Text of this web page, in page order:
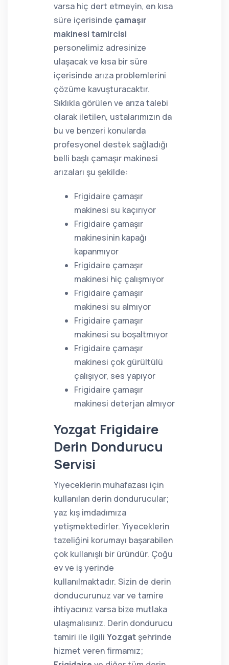
varsa hiç dert etmeyin, en kısa
süre içerisinde çamaşır
makinesi tamircisi
personelimiz adresinize
ulaşacak ve kısa bir süre
içerisinde arıza problemlerini
çözüme kavuşturacaktır.
Sıklıkla görülen ve arıza talebi
olarak iletilen, ustalarımızın da
bu ve benzeri konularda
profesyonel destek sağladığı
belli başlı çamaşır makinesi
arızaları şu şekilde:
Frigidaire çamaşır
makinesi su kaçırıyor
Frigidaire çamaşır
makinesinin kapağı
kapanmıyor
Frigidaire çamaşır
makinesi hiç çalışmıyor
Frigidaire çamaşır
makinesi su almıyor
Frigidaire çamaşır
makinesi su boşaltmıyor
Frigidaire çamaşır
makinesi çok gürültülü
çalışıyor, ses yapıyor
Frigidaire çamaşır
makinesi deterjan almıyor
Yozgat Frigidaire
Derin Dondurucu
Servisi
Yiyeceklerin muhafazası için
kullanılan derin dondurucular;
yaz kış imdadımıza
yetişmektedirler. Yiyeceklerin
tazeliğini korumayı başarabilen
çok kullanışlı bir üründür. Çoğu
ev ve iş yerinde
kullanılmaktadır. Sizin de derin
donducurunuz var ve tamire
ihtiyacınız varsa bize mutlaka
ulaşmalısınız. Derin dondurucu
tamiri ile ilgili Yozgat şehrinde
hizmet veren firmamız;